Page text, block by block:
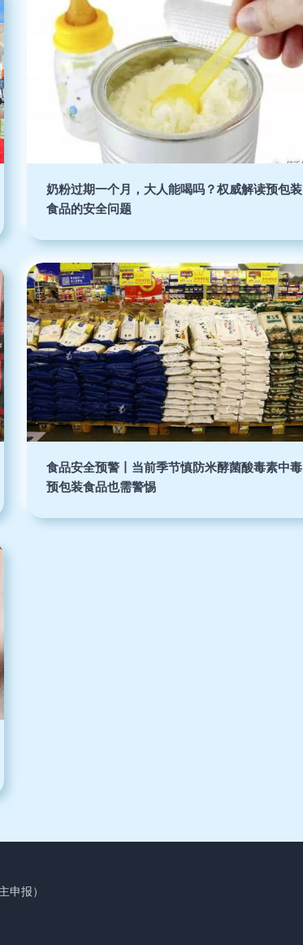
奶粉过期一个月，大人能喝吗？权威解读预包装
食品的安全问题
食品安全预警丨当前季节慎防米酵菌酸毒素中毒
预包装食品也需警惕
申报）